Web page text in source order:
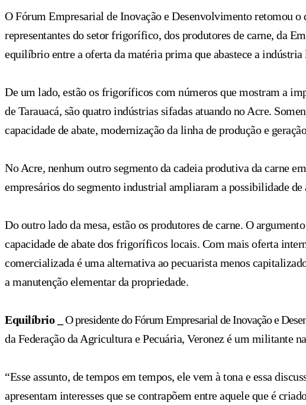
O Fórum Empresarial de Inovação e Desenvolvimento retomou o
representantes do setor frigorífico, dos produtores de carne, da
equilíbrio entre a oferta da matéria prima que abastece a
De um lado, estão os frigoríficos com números que mostram a
de Tarauacá, são quatro indústrias sifadas atuando no Acre.
capacidade de abate, modernização da linha de produção e
No Acre, nenhum outro segmento da cadeia produtiva da carne
empresários do segmento industrial ampliaram a possibilidade de
Do outro lado da mesa, estão os produtores de carne. O
capacidade de abate dos frigoríficos locais. Com mais oferta
comercializada é uma alternativa ao pecuarista menos
a manutenção elementar da propriedade.
Equilíbrio _
O presidente do Fórum Empresarial de Inovação e
da Federação da Agricultura e Pecuária, Veronez é um militante
“Esse assunto, de tempos em tempos, ele vem à tona e essa
apresentam interesses que se contrapõem entre aquele que é